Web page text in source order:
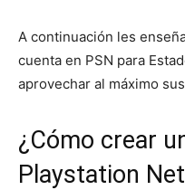
A continuación les
cuenta en PSN para
aprovechar al máximo
¿Cómo crear
Playstation